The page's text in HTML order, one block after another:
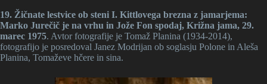
19. Žičnate lestvice ob steni I. Kittlovega brezna z jamarjema:
Marko Jurečič je na vrhu in Jože Fon spodaj, Križna jama, 29.
marec 1975. Avtor fotografije je Tomaž Planina (1934-2014),
fotografijo je posredoval Janez Modrijan ob soglasju Polone in Aleša
Planina, Tomaževe hčere in sina.